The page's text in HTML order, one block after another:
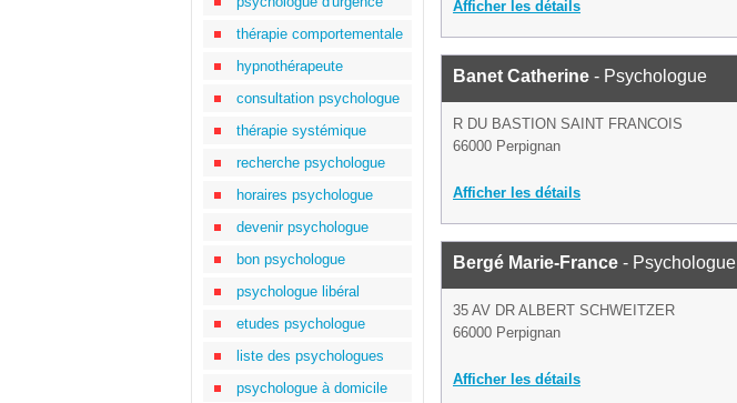
thérapie comportementale
hypnothérapeute
consultation psychologue
thérapie systémique
recherche psychologue
horaires psychologue
devenir psychologue
bon psychologue
psychologue libéral
etudes psychologue
liste des psychologues
psychologue à domicile
Afficher les détails
Banet Catherine - Psychologue
R DU BASTION SAINT FRANCOIS
66000 Perpignan
Afficher les détails
Bergé Marie-France - Psychologue
35 AV DR ALBERT SCHWEITZER
66000 Perpignan
Afficher les détails